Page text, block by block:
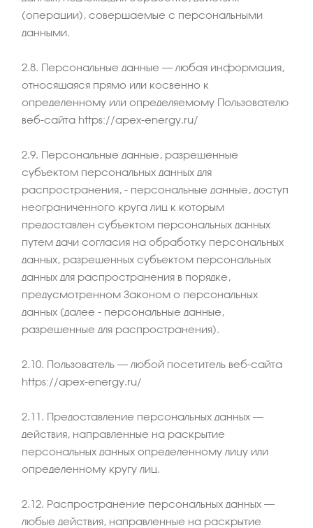
(операции), совершаемые с персональными
данными.
2.8. Персональные данные – любая информация,
относящаяся прямо или косвенно к
определенному или определяемому Пользователю
веб-сайта https://apex-energy.ru/
2.9. Персональные данные, разрешенные
субъектом персональных данных для
распространения, - персональные данные, доступ
неограниченного круга лиц к которым
предоставлен субъектом персональных данных
путем дачи согласия на обработку персональных
данных, разрешенных субъектом персональных
данных для распространения в порядке,
предусмотренном Законом о персональных
данных (далее - персональные данные,
разрешенные для распространения).
2.10. Пользователь – любой посетитель веб-сайта
https://apex-energy.ru/
2.11. Предоставление персональных данных –
действия, направленные на раскрытие
персональных данных определенному лицу или
определенному кругу лиц.
2.12. Распространение персональных данных –
любые действия, направленные на раскрытие